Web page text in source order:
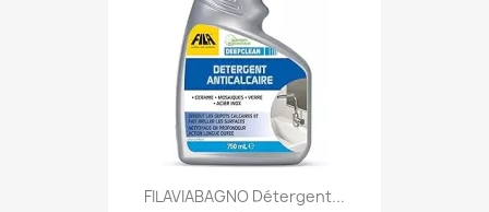
FILAVIABAGNO Détergent...